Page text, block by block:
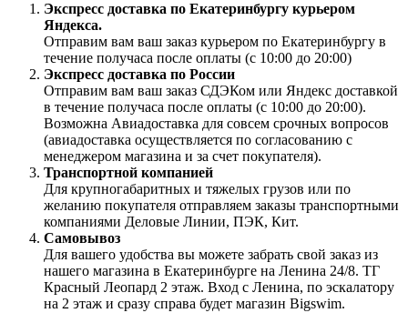
Экспресс доставка по Екатеринбургу курьером
Яндекса.
Отправим вам ваш заказ курьером по Екатеринбургу в
течение получаса после оплаты (с 10:00 до 20:00)
Экспресс доставка по России
Отправим вам ваш заказ СДЭКом или Яндекс доставкой
в течение получаса после оплаты (с 10:00 до 20:00).
Возможна Авиадоставка для совсем срочных вопросов
(авиадоставка осуществляется по согласованию с
менеджером магазина и за счет покупателя).
Транспортной компанией
Для крупногабаритных и тяжелых грузов или по
желанию покупателя отправляем заказы транспортными
компаниями Деловые Линии, ПЭК, Кит.
Самовывоз
Для вашего удобства вы можете забрать свой заказ из
нашего магазина в Екатеринбурге на Ленина 24/8. ТГ
Красный Леопард 2 этаж. Вход с Ленина, по эскалатору
на 2 этаж и сразу справа будет магазин Bigswim.